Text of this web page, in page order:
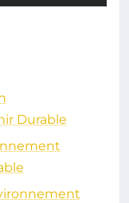
Durable